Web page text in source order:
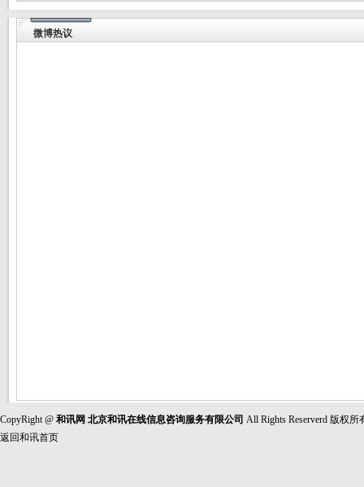
微博热议
CopyRight @ 和讯网 北京和讯在线信息咨询服务有限公司 All Rights Reserverd 版权
返回和讯首页